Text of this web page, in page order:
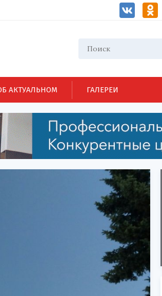
АКТУАЛЬНОМ ГАЛЕРЕИ